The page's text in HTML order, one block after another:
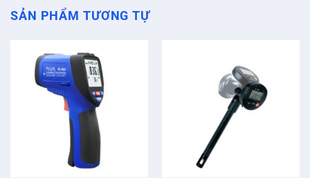
SẢN PHẨM TƯƠNG TỰ